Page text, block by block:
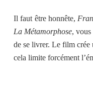
Il faut être honnête,
La Métamorphose,
de se livrer. Le film crée
cela limite forcément